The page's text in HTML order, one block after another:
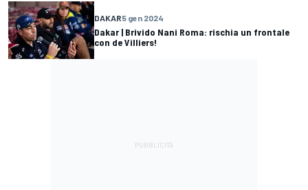
DAKAR5 gen 2024
Dakar | Brivido Nani Roma: rischia un frontale
con de Villiers!